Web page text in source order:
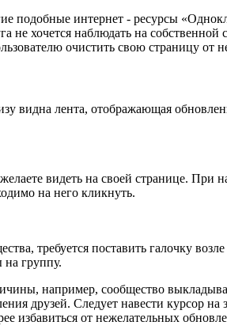
подобные интернет - ресурсы
хочется наблюдать на собственной
очистить свою страницу от
видна лента, отображающая
видеть на своей странице. При
на него кликнуть.
требуется поставить галочку
на группу.
например, сообщество
друзей. Следует навести курсор на
избавиться от нежелательных